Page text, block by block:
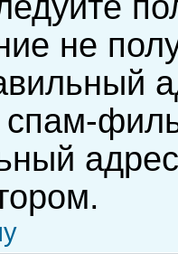
не
спам-